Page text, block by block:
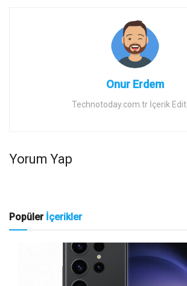
Onur Erdem
Technotoday.com.tr İçerik
Yorum Yap
Popüler İçerikler